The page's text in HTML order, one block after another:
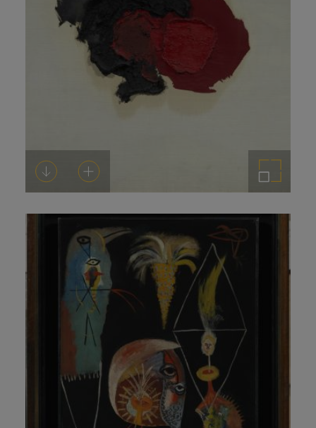
Descarregar-ho Afegeix a la cistella Amplia la imatge